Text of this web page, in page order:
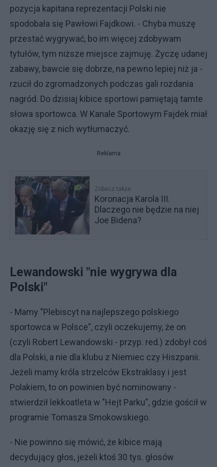
pozycja kapitana reprezentacji Polski nie
spodobała się Pawłowi Fajdkowi. - Chyba muszę
przestać wygrywać, bo im więcej zdobywam
tytułów, tym niższe miejsce zajmuję. Życzę udanej
zabawy, bawcie się dobrze, na pewno lepiej niż ja -
rzucił do zgromadzonych podczas gali rozdania
nagród. Do dzisiaj kibice sportowi pamiętają tamte
słowa sportowca. W Kanale Sportowym Fajdek miał
okazję się z nich wytłumaczyć.
Reklama
Zobacz także
Koronacja Karola III.
Dlaczego nie będzie na niej
Joe Bidena?
Lewandowski "nie wygrywa dla
Polski"
- Mamy "Plebiscyt na najlepszego polskiego
sportowca w Polsce", czyli oczekujemy, że on
(czyli Robert Lewandowski - przyp. red.) zdobył coś
dla Polski, a nie dla klubu z Niemiec czy Hiszpanii.
Jeżeli mamy króla strzelców Ekstraklasy i jest
Polakiem, to on powinien być nominowany -
stwierdził lekkoatleta w "Hejt Parku", gdzie gościł w
programie Tomasza Smokowskiego.
- Nie powinno się mówić, że kibice mają
decydujący głos, jeżeli ktoś 30 tys. głosów